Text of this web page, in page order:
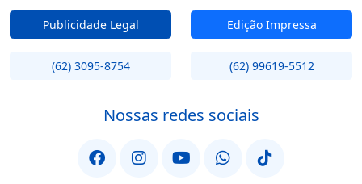
Publicidade Legal Edição Impressa
(62) 3095-8754 (62) 99619-5512
Nossas redes sociais